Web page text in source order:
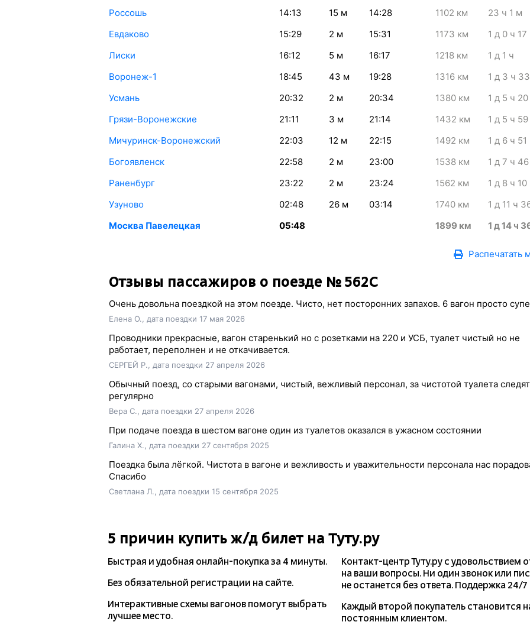
Россошь
14:13 15 м 14:28 1102 км 23 ч 1 м
Евдаково
15:29 2 м 15:31 1173 км 1 д 0 ч 17
Лиски
16:12 5 м 16:17 1218 км 1 д 1 ч
Воронеж-1
18:45 43 м 19:28 1316 км 1 д 3 ч 33
Усмань
20:32 2 м 20:34 1380 км 1 д 5 ч 20
Грязи-Воронежские
21:11 3 м 21:14 1432 км 1 д 5 ч 59
Мичуринск-Воронежский
22:03 12 м 22:15 1492 км 1 д 6 ч 51
Богоявленск
22:58 2 м 23:00 1538 км 1 д 7 ч 46
Раненбург
23:22 2 м 23:24 1562 км 1 д 8 ч 10
Узуново
02:48 26 м 03:14 1740 км 1 д 11 ч
Москва Павелецкая
05:48 1899 км 1 д 14 ч
Распечатать
Отзывы пассажиров о поезде № 562С
Очень довольна поездкой на этом поезде. Чисто, нет посторонних запахов. 6 вагон просто
Елена О., дата поездки 17 мая 2026
Проводники прекрасные, вагон старенький но с розетками на 220 и УСБ, туалет чистый но не
работает, переполнен и не откачивается.
СЕРГЕЙ Р., дата поездки 27 апреля 2026
Обычный поезд, со старыми вагонами, чистый, вежливый персонал, за чистотой туалета следят
регулярно
Вера С., дата поездки 27 апреля 2026
При подаче поезда в шестом вагоне один из туалетов оказался в ужасном состоянии
Галина Х., дата поездки 27 сентября 2025
Поездка была лёгкой. Чистота в вагоне и вежливость и уважительности персонала нас
Спасибо
Светлана Л., дата поездки 15 сентября 2025
5 причин купить ж/дбилет на Туту.ру
Быстрая и удобная онлайн-покупказа 4 минуты.
Без обязательной регистрации на сайте.
Интерактивные схемы вагонов помогут выбрать
лучшее место.
Контакт-центр Туту.ру с удовольствием
на ваши вопросы. Ни один звонок или
не останется без ответа. Поддержка 24/7
Каждый второй покупатель становится
постоянным клиентом.